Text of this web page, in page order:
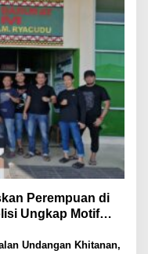
Perempuan di
Ungkap Motif
Undangan Khitanan,